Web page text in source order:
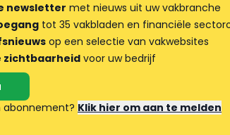
newsletter met nieuws uit uw vakbranche
tot 35 vakbladen en financiële
op een selectie van vakwebsites
zichtbaarheidvoor uw bedrijf
abonnement? Klik hier om aan te melden